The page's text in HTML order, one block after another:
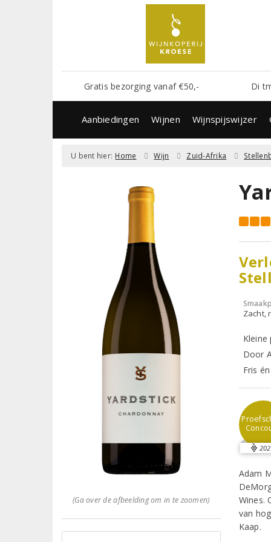
Gratis bezorging vanaf €50,- Di
Aanbiedingen Wijnen Wijnspijswijzer
U bent hier: Home Wijn Zuid-Afrika
(Ga over de afbeelding om in te zoomen)
Zacht,
Door
Fris
Adam
Wines.
van
Kaap.